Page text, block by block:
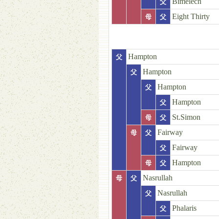
父
母 父 Eight Thirty
父 Hampton
父 Hampton
父 Hampton
父 Hampton
母 父 St.Simon
母 父 Fairway
父 Fairway
母 父 Hampton
母 父 Nasrullah
父 Nasrullah
父
Phalaris